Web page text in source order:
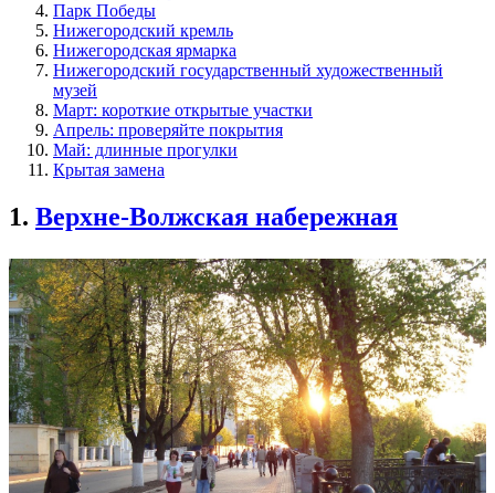
Парк Победы
Нижегородский кремль
Нижегородская ярмарка
Нижегородский государственный художественный
музей
Март: короткие открытые участки
Апрель: проверяйте покрытия
Май: длинные прогулки
Крытая замена
1. Верхне-Волжская набережная